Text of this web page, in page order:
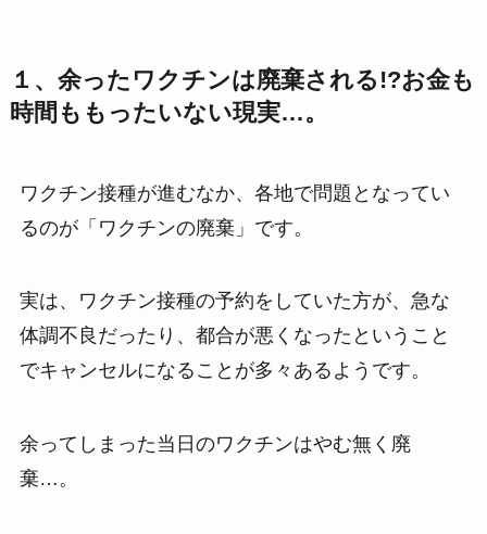
１、余ったワクチンは廃棄される!?お金も
時間ももったいない現実…。
ワクチン接種が進むなか、各地で問題となってい
るのが「ワクチンの廃棄」です。
実は、ワクチン接種の予約をしていた方が、急な
体調不良だったり、都合が悪くなったということ
でキャンセルになることが多々あるようです。
余ってしまった当日のワクチンはやむ無く廃
棄…。